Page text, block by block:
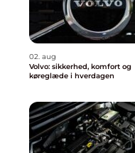
02. aug
Volvo: sikkerhed, komfort og
køreglæde i hverdagen